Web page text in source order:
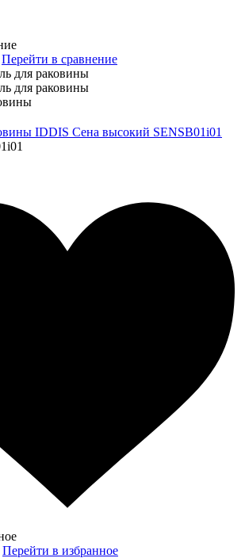
Перейти в сравнение
для раковины
для раковины
IDDIS Сена высокий SENSB01i01
Перейти в избранное